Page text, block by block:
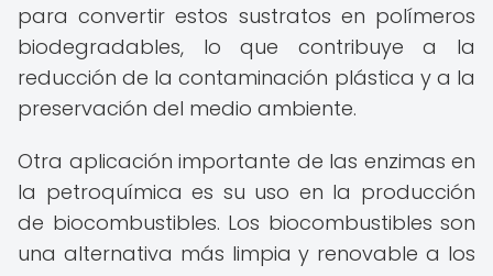
para convertir estos sustratos en polímeros
biodegradables, lo que contribuye a la
reducción de la contaminación plástica y a la
preservación del medio ambiente.
Otra aplicación importante de las enzimas en
la petroquímica es su uso en la producción
de biocombustibles. Los biocombustibles son
una alternativa más limpia y renovable a los